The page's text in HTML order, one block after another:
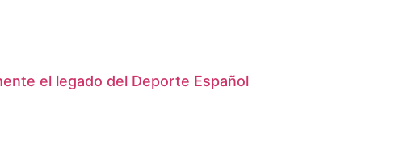
el legado del Deporte Español